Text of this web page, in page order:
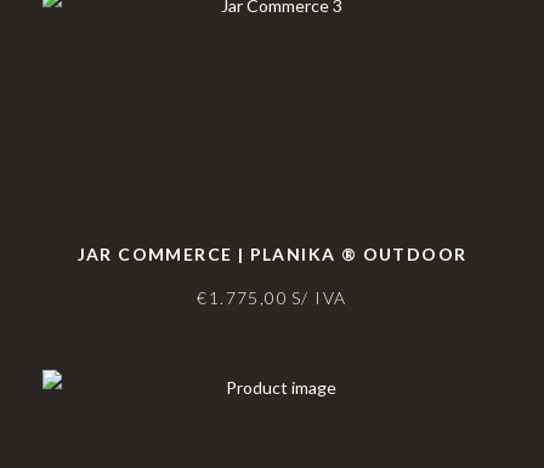
JAR COMMERCE | PLANIKA ® OUTDOOR
€1.775,00 S/ IVA